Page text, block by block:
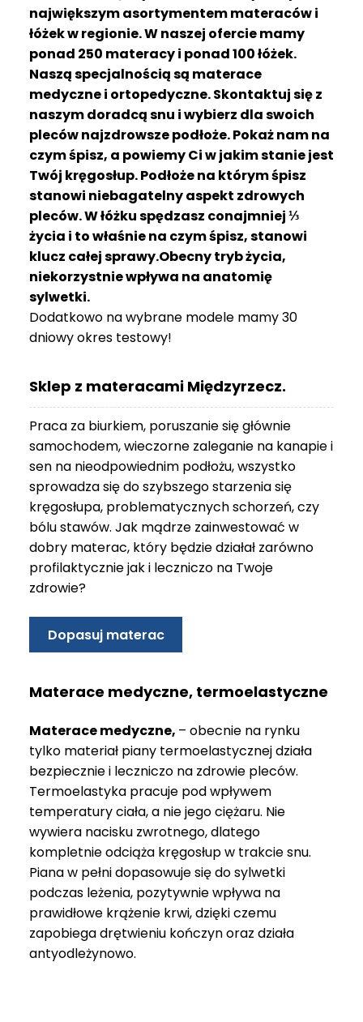
największym asortymentem materaców i
łóżek w regionie. W naszej ofercie mamy
ponad 250 materacy i ponad 100 łóżek.
Naszą specjalnością są materace
medyczne i ortopedyczne. Skontaktuj się z
naszym doradcą snu i wybierz dla swoich
pleców najzdrowsze podłoże. Pokaż nam na
czym śpisz, a powiemy Ci w jakim stanie jest
Twój kręgosłup. Podłoże na którym śpisz
stanowi niebagatelny aspekt zdrowych
pleców. W łóżku spędzasz conajmniej ⅓
życia i to właśnie na czym śpisz, stanowi
klucz całej sprawy.Obecny tryb życia,
niekorzystnie wpływa na anatomię
sylwetki.
Dodatkowo na wybrane modele mamy 30
dniowy okres testowy!
Sklep z materacami Międzyrzecz.
Praca za biurkiem, poruszanie się głównie
samochodem, wieczorne zaleganie na kanapie i
sen na nieodpowiednim podłożu, wszystko
sprowadza się do szybszego starzenia się
kręgosłupa, problematycznych schorzeń, czy
bólu stawów. Jak mądrze zainwestować w
dobry materac, który będzie działał zarówno
profilaktycznie jak i leczniczo na Twoje
zdrowie?
Dopasuj materac
Materace medyczne, termoelastyczne
Materace medyczne, – obecnie na rynku
tylko materiał piany termoelastycznej działa
bezpiecznie i leczniczo na zdrowie pleców.
Termoelastyka pracuje pod wpływem
temperatury ciała, a nie jego ciężaru. Nie
wywiera nacisku zwrotnego, dlatego
kompletnie odciąża kręgosłup w trakcie snu.
Piana w pełni dopasowuje się do sylwetki
podczas leżenia, pozytywnie wpływa na
prawidłowe krążenie krwi, dzięki czemu
zapobiega drętwieniu kończyn oraz działa
antyodleżynowo.